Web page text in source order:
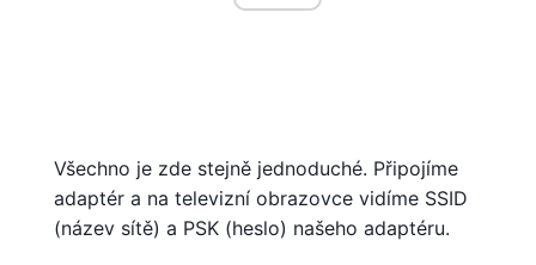
Všechno je zde stejně jednoduché. Připojíme
adaptér a na televizní obrazovce vidíme SSID
(název sítě) a PSK (heslo) našeho adaptéru.